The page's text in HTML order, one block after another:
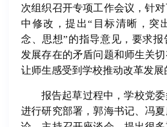
次组织召开专项工作会议，针
中修改，提出“目标清晰，突
念、思想”的指导意见，要求
发展存在的矛盾问题和师生关切
让师生感受到学校推动改革发展
报告起草过程中，学校党
进行研究部署，郭海书记、冯